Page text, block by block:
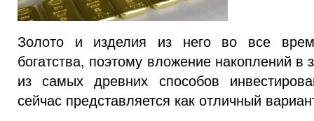
Золото и изделия из него во все
богатства, поэтому вложение накоплений в
из самых древних способов
сейчас представляется как отличный